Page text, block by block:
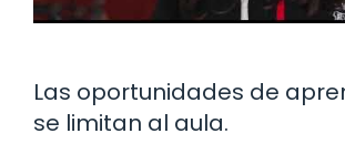
Las oportunidades de
se limitan al aula.